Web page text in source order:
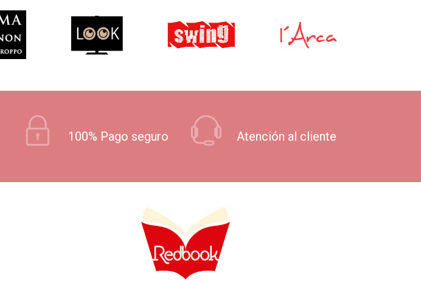
100% Pago seguro Atención al cliente